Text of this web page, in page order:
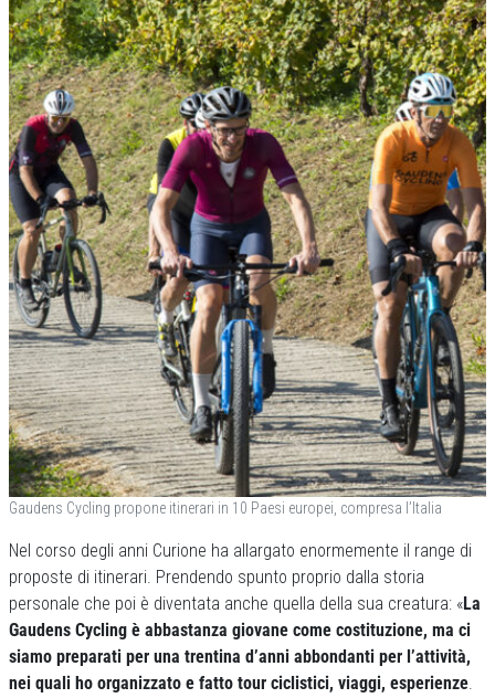
Gaudens Cycling propone itinerari in 10 Paesi europei, compresa l’Italia
Nel corso degli anni Curione ha allargato enormemente il range di
proposte di itinerari. Prendendo spunto proprio dalla storia
personale che poi è diventata anche quella della sua creatura: «La
Gaudens Cycling è abbastanza giovane come costituzione, ma ci
siamo preparati per una trentina d’anni abbondanti per l’attività,
nei quali ho organizzato e fatto tour ciclistici, viaggi, esperienze.